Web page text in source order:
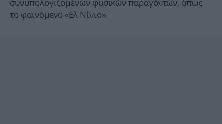
συνυπολογιζομένων φυσικών παραγόντων, όπως
το φαινόμενο «Ελ Νίνιο».